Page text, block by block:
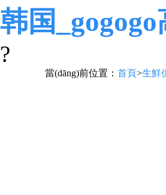
韩国
?
當(dāng)前位置： 首頁>生鮮